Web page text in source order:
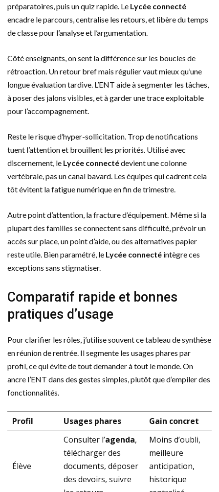
préparatoires, puis un quiz rapide. Le Lycée connecté
encadre le parcours, centralise les retours, et libère du temps
de classe pour l’analyse et l’argumentation.
Côté enseignants, on sent la différence sur les boucles de
rétroaction. Un retour bref mais régulier vaut mieux qu’une
longue évaluation tardive. L’ENT aide à segmenter les tâches,
à poser des jalons visibles, et à garder une trace exploitable
pour l’accompagnement.
Reste le risque d’hyper-sollicitation. Trop de notifications
tuent l’attention et brouillent les priorités. Utilisé avec
discernement, le Lycée connectédevient une colonne
vertébrale, pas un canal bavard. Les équipes qui cadrent cela
tôt évitent la fatigue numérique en fin de trimestre.
Autre point d’attention, la fracture d’équipement. Même si la
plupart des familles se connectent sans difficulté, prévoir un
accès sur place, un point d’aide, ou des alternatives papier
reste utile. Bien paramétré, le Lycée connecté intègre ces
exceptions sans stigmatiser.
Comparatif rapide et bonnes
pratiques d’usage
Pour clarifier les rôles, j’utilise souvent ce tableau de synthèse
en réunion de rentrée. Il segmente les usages phares par
profil, ce qui évite de tout demander à tout le monde. On
ancre l’ENT dans des gestes simples, plutôt que d’empiler des
fonctionnalités.
Profil Usages phares Gain concret
Élève
Consulter l’agenda,
télécharger des
documents, déposer
des devoirs, suivre
Moins d’oubli,
meilleure
anticipation,
historique